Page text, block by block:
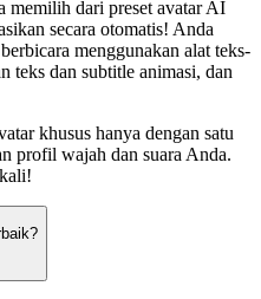
dari preset avatar AI
secara otomatis! Anda
menggunakan alat teks-
teks dan subtitle animasi, dan
khusus hanya dengan satu
profil wajah dan suara Anda.